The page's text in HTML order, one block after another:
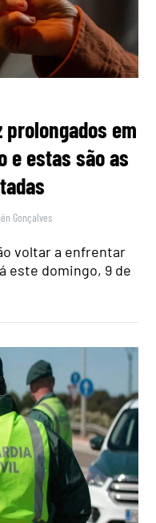
em
e estas são as
Gonçalves
voltar a enfrentar
este domingo, 9 de